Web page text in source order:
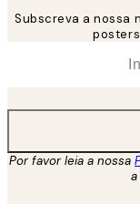
Subscreva a nossa
Por favor leia a nossa